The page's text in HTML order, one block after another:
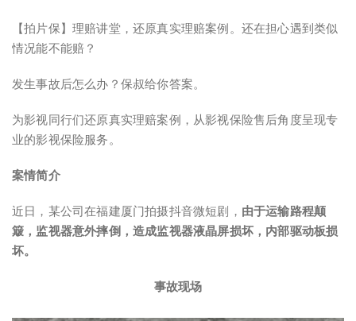
【拍片保】理赔讲堂，还原真实理赔案例。还在担心遇到类似
情况能不能赔？
发生事故后怎么办？保叔给你答案。
为影视同行们还原真实理赔案例，从影视保险售后角度呈现专
业的影视保险服务。
案情简介
近日，某公司在福建厦门拍摄抖音微短剧， 由于运输路程颠
簸，监视器意外摔倒，造成监视器液晶屏损坏，内部驱动板损
坏。
事故现场